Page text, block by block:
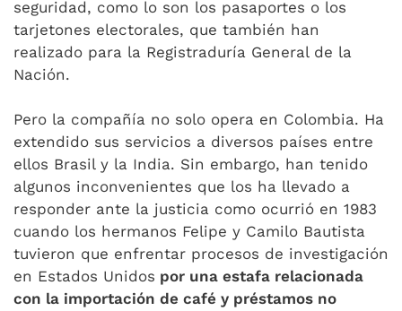
seguridad, como lo son los pasaportes o los
tarjetones electorales, que también han
realizado para la Registraduría General de la
Nación.
Pero la compañía no solo opera en Colombia. Ha
extendido sus servicios a diversos países entre
ellos Brasil y la India. Sin embargo, han tenido
algunos inconvenientes que los ha llevado a
responder ante la justicia como ocurrió en 1983
cuando los hermanos Felipe y Camilo Bautista
tuvieron que enfrentar procesos de investigación
en Estados Unidos por una estafa relacionada
con la importación de café y préstamos no